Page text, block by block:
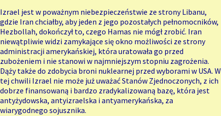
Izrael jest w poważnym niebezpieczeństwie ze strony Libanu,
gdzie Iran chciałby, aby jeden z jego pozostałych pełnomocników,
Hezbollah, dokończył to, czego Hamas nie mógł zrobić. Iran
niewątpliwie widzi zamykające się okno możliwości ze strony
administracji amerykańskiej, która uratowała go przed
zubożeniem i nie stanowi w najmniejszym stopniu zagrożenia.
Dąży także do zdobycia broni nuklearnej przed wyborami w USA. W
tej chwili Izrael nie może już uważać Stanów Zjednoczonych, z ich
dobrze finansowaną i bardzo zradykalizowaną bazę, która jest
antyżydowska, antyizraelska i antyamerykańska, za
wiarygodnego sojusznika.